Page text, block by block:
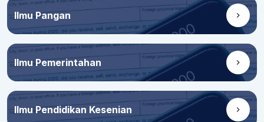
Ilmu Pangan
Ilmu Pemerintahan
Ilmu Pendidikan Kesenian